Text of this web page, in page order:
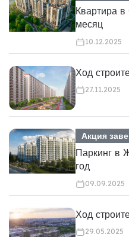
Квартира
месяц
10.12.2025
Ход
27.11.2025
Акция
Паркинг в
год
09.09.2025
Ход
29.05.2025